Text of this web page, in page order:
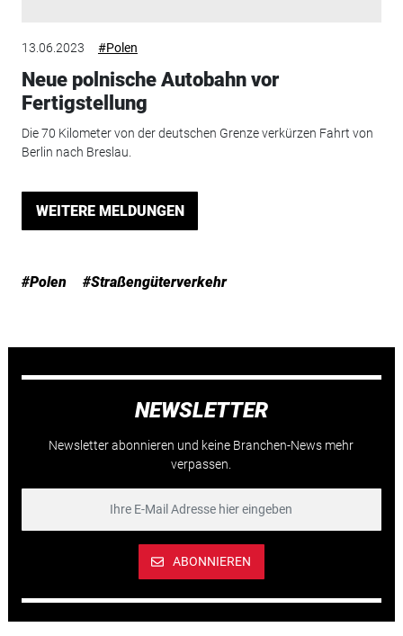
13.06.2023 #Polen
Neue polnische Autobahn vor
Fertigstellung
Die 70 Kilometer von der deutschen Grenze verkürzen Fahrt von
Berlin nach Breslau.
WEITERE MELDUNGEN
#Polen #Straßengüterverkehr
NEWSLETTER
Newsletter abonnieren und keine Branchen-News mehr
verpassen.
ABONNIEREN